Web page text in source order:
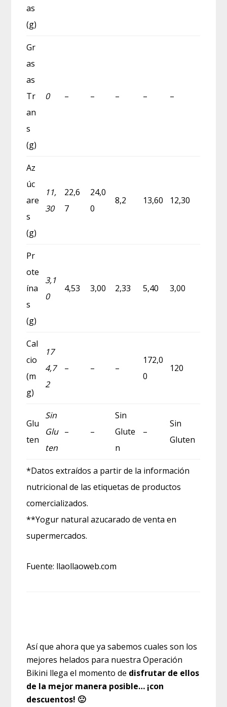
as
(g)
Gr
as
as
Tr
an
s
(g)
0 – – – – –
Az
úc
are
s
(g)
11,
30
22,6
7
24,0
0
8,2 13,60 12,30
Pr
ote
ína
s
(g)
3,1
0
4,53 3,00 2,33 5,40 3,00
Cal
cio
(m
g)
17
4,7
2
– – –
172,0
0
120
Glu
ten
Sin
Glu
ten
– –
Sin
Glute
n
–
Sin
Gluten
*Datos extraídos a partir de la información
nutricional de las etiquetas de productos
comercializados.
**Yogur natural azucarado de venta en
supermercados.
Fuente: llaollaoweb.com
Así que ahora que ya sabemos cuales son los
mejores helados para nuestra Operación
Bikini llega el momento de disfrutar de ellos
de la mejor manera posible… ¡con
descuentos! 🙂